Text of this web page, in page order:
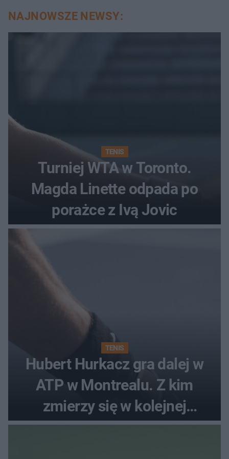
NAJNOWSZE NEWSY:
TENIS
Turniej WTA w Toronto.
Magda Linette odpada po
porażce z Ivą Jovic
TENIS
Hubert Hurkacz gra dalej w
ATP w Montrealu. Z kim
zmierzy się w kolejnej
rundzie?